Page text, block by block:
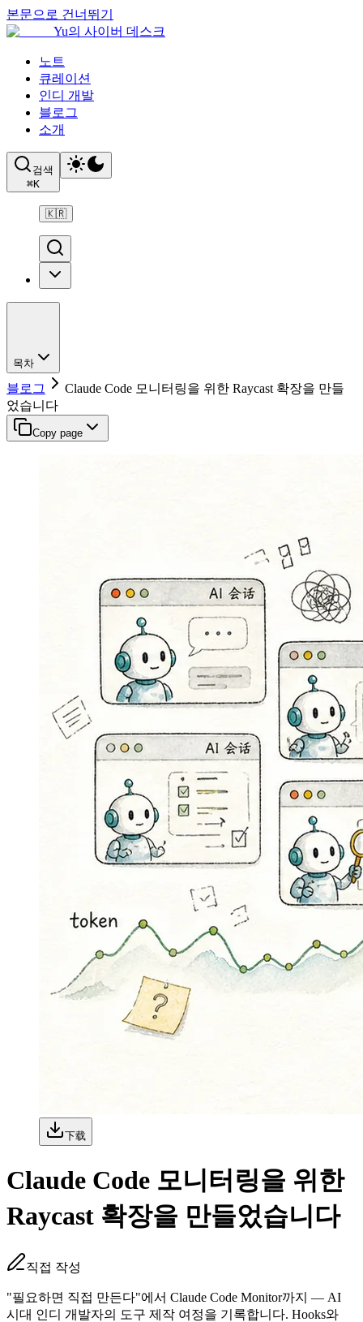
본문으로 건너뛰기
Yu의 사이버 데스크
노트
큐레이션
인디 개발
블로그
소개
검색
⌘K
🇰🇷
목차
블로그
Claude Code 모니터링을 위한 Raycast 확장을 만들
었습니다
Copy page
下载
Claude Code 모니터링을 위한
Raycast 확장을 만들었습니다
직접 작성
"필요하면 직접 만든다"에서 Claude Code Monitor까지 — AI
시대 인디 개발자의 도구 제작 여정을 기록합니다. Hooks와